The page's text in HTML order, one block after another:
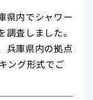
県内でシャワー
査しました。
兵庫県内の拠点
ング形式でご